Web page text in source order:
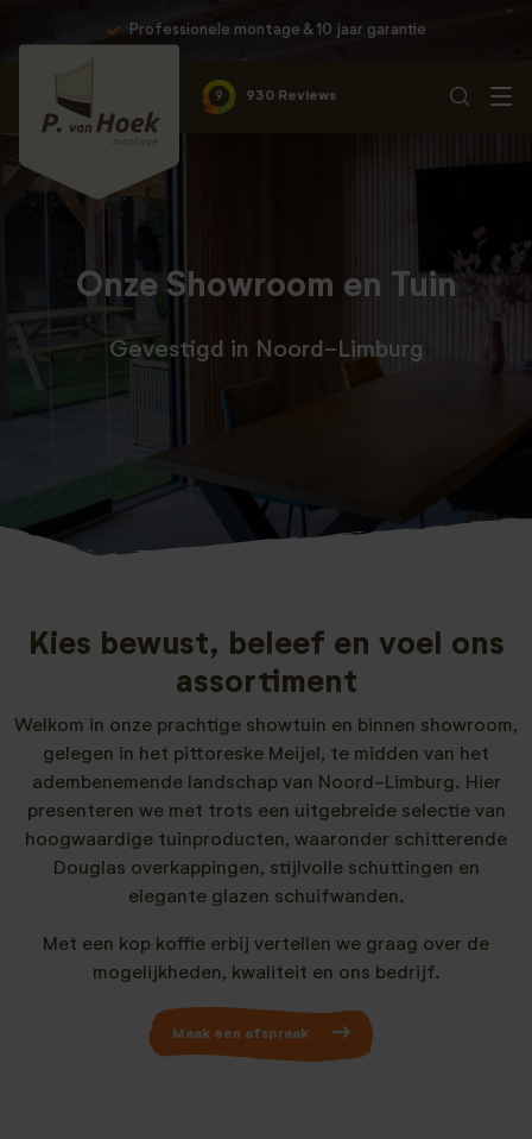
Professionele montage & 10 jaar garantie
9 930 Reviews
Onze Showroom en Tuin
Gevestigd in Noord-Limburg
Kies bewust, beleef en voel ons
assortiment
Welkom in onze prachtige showtuin en binnen showroom,
gelegen in het pittoreske Meijel, te midden van het
adembenemende landschap van Noord-Limburg. Hier
presenteren we met trots een uitgebreide selectie van
hoogwaardige tuinproducten, waaronder schitterende
Douglas overkappingen, stijlvolle schuttingen en
elegante glazen schuifwanden.
Met een kop koffie erbij vertellen we graag over de
mogelijkheden, kwaliteit en ons bedrijf.
Maak een afspraak